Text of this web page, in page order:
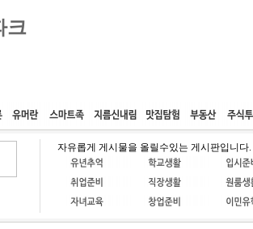
속도패치 웹호스팅 공동구매 고객센터
자유롭게 게시물을 올릴수있는 게시판입니다.